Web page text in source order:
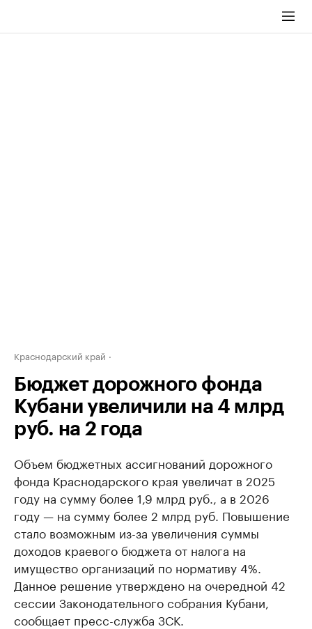
Краснодарский край
Бюджет дорожного фонда
Кубани увеличили на 4 млрд
руб. на 2 года
Объем бюджетных ассигнований дорожного
фонда Краснодарского края увеличат в 2025
году на сумму более 1,9 млрд руб., а в 2026
году — на сумму более 2 млрд руб. Повышение
стало возможным из-за увеличения суммы
доходов краевого бюджета от налога на
имущество организаций по нормативу 4%.
Данное решение утверждено на очередной 42
сессии Законодательного собрания Кубани,
сообщает пресс-служба ЗСК.